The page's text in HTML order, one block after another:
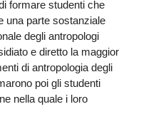
formare studenti che
una parte sostanziale
degli antropologi
e diretto la maggior
di antropologia degli
poi gli studenti
nella quale i loro